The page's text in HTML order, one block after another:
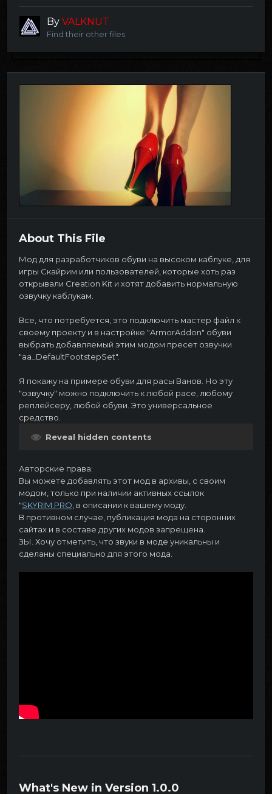
By VALKNUT
Find their other files
About This File
Мод для разработчиков обуви на высоком каблуке, для
игры Скайрим или пользователей, которые хоть раз
открывали Creation Kit и хотят добавить нормальную
озвучку каблукам.
Все, что потребуется, это подключить мастер файл к
своему проекту и в настройке "ArmorAddon" обуви
выбрать добавляемый этим модом пресет озвучки
"aa_DefaultFootstepSet".
Я покажу на примере обуви для расы Ванов. Но эту
"озвучку" можно подключить к любой расе, любому
реплейсеру, любой обуви. Это универсальное
средство.
Reveal hidden contents
Авторские права:
Вы можете добавлять этот мод в архивы, с своим
модом, только при наличии активных ссылок
"SKYRIM.PRO, в описании к вашему моду.
В противном случае, публикация мода на сторонних
сайтах и в составе других модов запрещена.
ЗЫ. Хочу отметить, что звуки в моде уникальны и
сделаны специально для этого мода.
What's New in Version 1.0.0